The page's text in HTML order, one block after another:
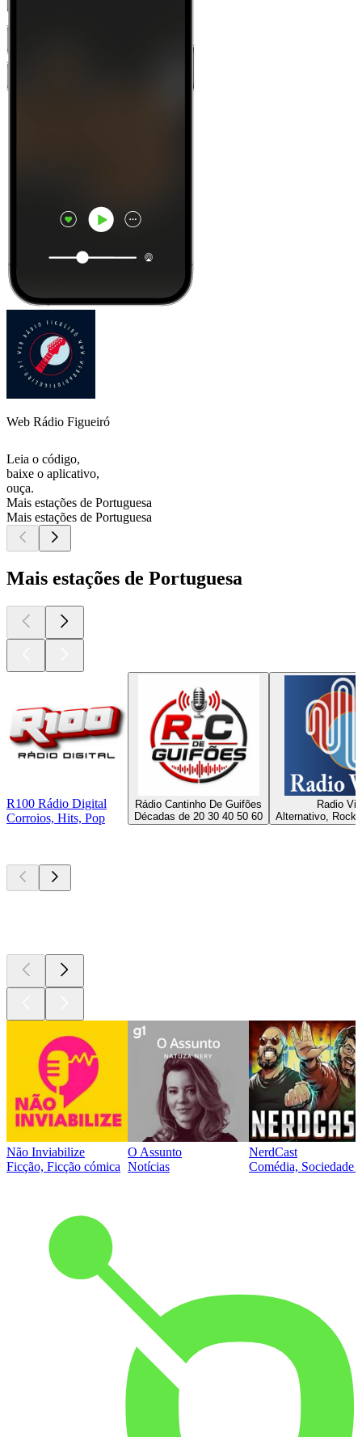
Web Rádio Figueiró
Leia o código,
baixe o aplicativo,
ouça.
Mais estações de Portuguesa
Mais estações de Portuguesa
Mais estações de Portuguesa
R100 Rádio Digital
Corroios, Hits, Pop
Rádio Cantinho De Guifões
Décadas de 20 30 40 50 60
Radio
Alternativo,
Não Inviabilize
Ficção, Ficção cómica
O Assunto
Notícias
NerdCast
Comédia, Sociedade